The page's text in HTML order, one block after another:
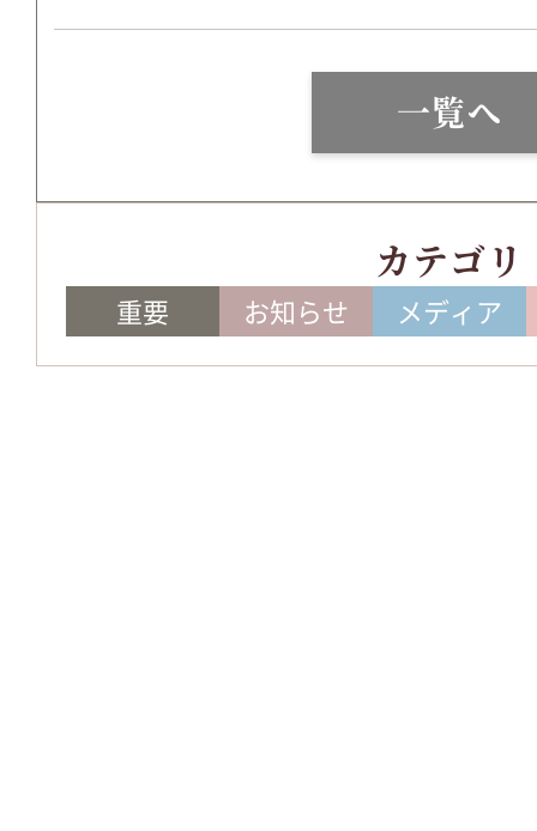
一覧へ
カテゴリ
重要 お知らせ メディア